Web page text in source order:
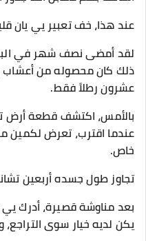
عند هذا، خف تعبير يي يان
لقد أمضى نصف شهر في
ذلك كان محصوله من أعشاب
عشرون رطلاً فقط.
بالأمس، اكتشف قطعة أرض
عندما اقترب، تعرض
خاص.
تجاوز طول جسده أربعين
بعد مناوشة قصيرة، أدرك
يكن لديه خيار سوى